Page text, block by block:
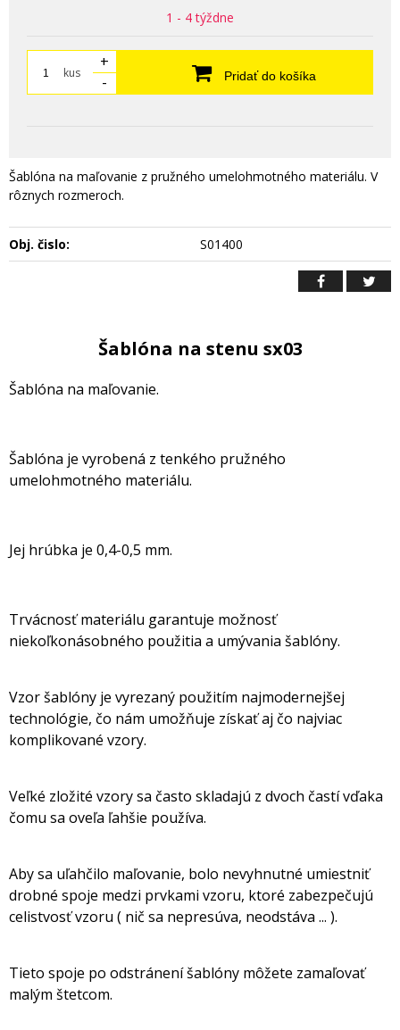
1 - 4 týždne
kus
+
-
Pridať do košíka
Šablóna na maľovanie z pružného umelohmotného materiálu. V
rôznych rozmeroch.
Obj. čislo: S01400
Šablóna na stenu sx03
Šablóna na maľovanie.
Šablóna je vyrobená z tenkého pružného
umelohmotného materiálu.
Jej hrúbka je 0,4-0,5 mm.
Trvácnosť materiálu garantuje možnosť
niekoľkonásobného použitia a umývania šablóny.
Vzor šablóny je vyrezaný použitím najmodernejšej
technológie, čo nám umožňuje získať aj čo najviac
komplikované vzory.
Veľké zložité vzory sa často skladajú z dvoch častí vďaka
čomu sa oveľa ľahšie používa.
Aby sa uľahčilo maľovanie, bolo nevyhnutné umiestniť
drobné spoje medzi prvkami vzoru, ktoré zabezpečujú
celistvosť vzoru ( nič sa nepresúva, neodstáva ... ).
Tieto spoje po odstránení šablóny môžete zamaľovať
malým štetcom.